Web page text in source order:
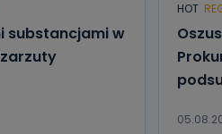
substancjami w
zarzuty
HOT